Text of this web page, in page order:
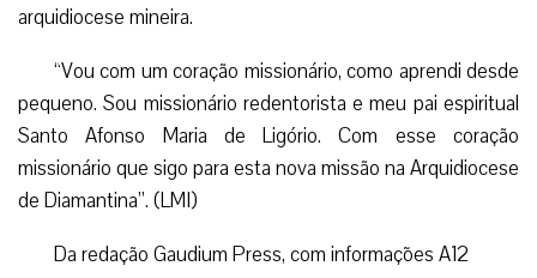
arquidiocese mineira.
“Vou com um coração missionário, como aprendi desde
pequeno. Sou missionário redentorista e meu pai espiritual
Santo Afonso Maria de Ligório. Com esse coração
missionário que sigo para esta nova missão na Arquidiocese
de Diamantina”. (LMI)
Da redação Gaudium Press, com informações A12